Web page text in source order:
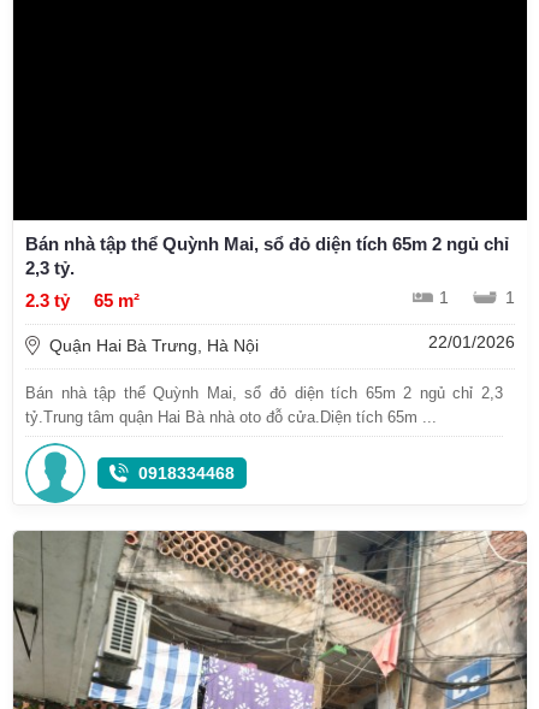
Bán nhà tập thể Quỳnh Mai, sổ đỏ diện tích 65m 2 ngủ chỉ
2,3 tỷ.
2.3 tỷ
65 m² 1 1
Quận Hai Bà Trưng, Hà Nội 22/01/2026
Bán nhà tập thể Quỳnh Mai, sổ đỏ diện tích 65m 2 ngủ chỉ 2,3
tỷ.Trung tâm quận Hai Bà nhà oto đỗ cửa.Diện tích 65m ...
0918334468